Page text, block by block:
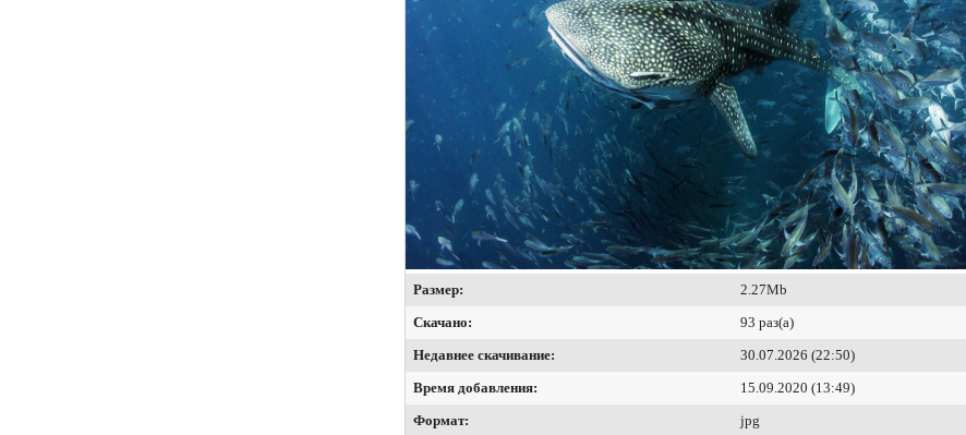
Размер:
2.27Mb
Скачано:
93 раз(а)
Недавнее скачивание:
30.07.2026 (22:50)
Время добавления:
15.09.2020 (13:49)
Формат:
jpg